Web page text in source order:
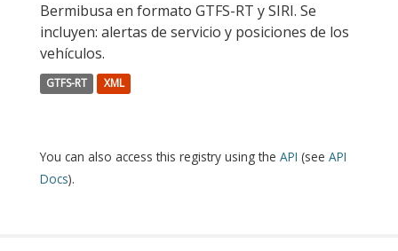
Bermibusa en formato GTFS-RT y SIRI. Se
incluyen: alertas de servicio y posiciones de los
vehículos.
GTFS-RT XML
You can also access this registry using the API (see API
Docs).